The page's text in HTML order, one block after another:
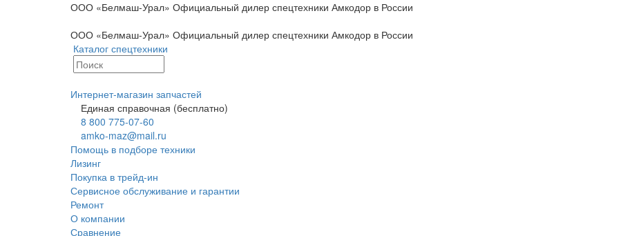
ООО «Белмаш-Урал» Официальный дилер спецтехники Амкодор в России
ООО «Белмаш-Урал» Официальный дилер спецтехники Амкодор в России
Каталог спецтехники
Интернет-магазин запчастей
Единая справочная (бесплатно)
8 800 775-07-60
amko-maz@mail.ru
Помощь в подборе техники
Лизинг
Покупка в трейд-ин
Сервисное обслуживание и гарантии
Ремонт
О компании
Сравнение